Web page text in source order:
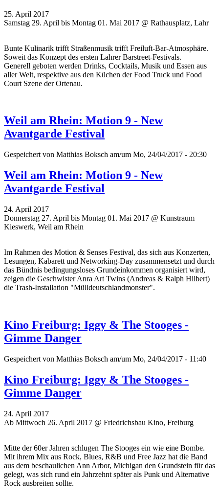
25. April 2017
Samstag 29. April bis Montag 01. Mai 2017 @ Rathausplatz, Lahr
Bunte Kulinarik trifft Straßenmusik trifft Freiluft-Bar-Atmosphäre.
Soweit das Konzept des ersten Lahrer Barstreet-Festivals.
Generell geboten werden Drinks, Cocktails, Musik und Essen aus
aller Welt, respektive aus den Küchen der Food Truck und Food
Court Szene der Ortenau.
Weil am Rhein: Motion 9 - New
Avantgarde Festival
Gespeichert von Matthias Boksch am/um Mo, 24/04/2017 - 20:30
Weil am Rhein: Motion 9 - New
Avantgarde Festival
24. April 2017
Donnerstag 27. April bis Montag 01. Mai 2017 @ Kunstraum
Kieswerk, Weil am Rhein
Im Rahmen des Motion & Senses Festival, das sich aus Konzerten,
Lesungen, Kabarett und Networking-Day zusammensetzt und durch
das Bündnis bedingungsloses Grundeinkommen organisiert wird,
zeigen die Geschwister Anra Art Twins (Andreas & Ralph Hilbert)
die Trash-Installation "Mülldeutschlandmonster".
Kino Freiburg: Iggy & The Stooges -
Gimme Danger
Gespeichert von Matthias Boksch am/um Mo, 24/04/2017 - 11:40
Kino Freiburg: Iggy & The Stooges -
Gimme Danger
24. April 2017
Ab Mittwoch 26. April 2017 @ Friedrichsbau Kino, Freiburg
Mitte der 60er Jahren schlugen The Stooges ein wie eine Bombe.
Mit ihrem Mix aus Rock, Blues, R&B und Free Jazz hat die Band
aus dem beschaulichen Ann Arbor, Michigan den Grundstein für das
gelegt, was sich rund ein Jahrzehnt später als Punk und Alternative
Rock ausbreiten sollte.